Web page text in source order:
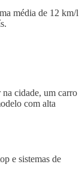
média de 12 km/l
na cidade, um carro
com alta
e sistemas de